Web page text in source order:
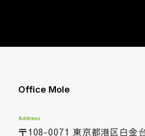
Office Mole
Address
〒108-0071 東京都港区白金